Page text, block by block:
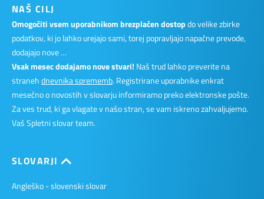
NAŠ CILJ
Omogočiti vsem uporabnikom brezplačen dostopdo velike zbirke
podatkov, ki jo lahko urejajo sami, torej popravljajo napačne prevode,
dodajajo nove …
Vsak mesec dodajamo nove stvari! Naš trud lahko preverite na
stranehdnevnika sprememb. Registrirane uporabnike enkrat
mesečno o novostih v slovarju informiramo preko elektronske pošte.
Za ves trud, ki ga vlagate v našo stran, se vam iskreno zahvaljujemo.
Vaš Spletni slovar team.
SLOVARJI
Angleško - slovenski slovar